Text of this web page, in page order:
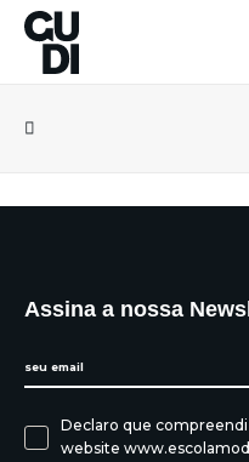
Assina a nossa
Declaro que compreendi
website